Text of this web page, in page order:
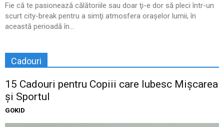
Fie că te pasionează călătoriile sau doar ţi-e dor să pleci într-un
scurt city-break pentru a simţi atmosfera oraşelor lumii, în
această perioadă în...
Cadouri
15 Cadouri pentru Copiii care Iubesc Mișcarea
și Sportul
GOKID